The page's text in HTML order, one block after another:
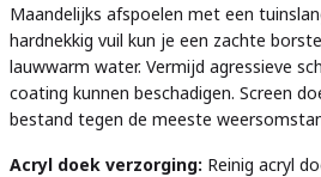
Maandelijks afspoelen met een
hardnekkig vuil kun je een zachte
lauwwarm water. Vermijd agressieve
coating kunnen beschadigen. Screen
bestand tegen de meeste
Acryl doek verzorging: Reinig acryl